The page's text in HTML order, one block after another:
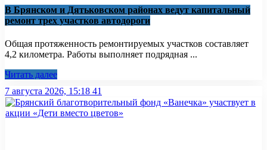
В Брянском и Дятьковском районах ведут капитальный
ремонт трех участков автодороги
Общая протяженность ремонтируемых участков составляет
4,2 километра. Работы выполняет подрядная ...
Читать далее
7 августа 2026, 15:18 41